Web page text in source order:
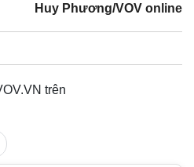
Huy Phương/VOV online
trên